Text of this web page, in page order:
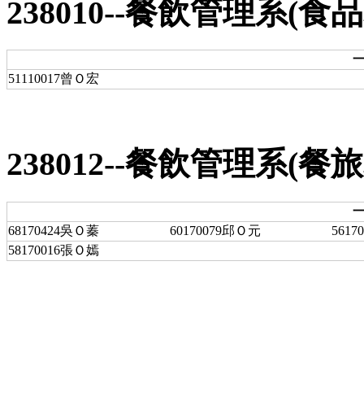
238010--餐飲管理系(食
51110017曾Ｏ宏
238012--餐飲管理系(餐
68170424吳Ｏ蓁
60170079邱Ｏ元
58170016張Ｏ嫣